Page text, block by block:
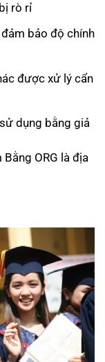
rò rỉ
bảo độ chính
được xử lý cẩn
dụng bằng giả
ORG là địa